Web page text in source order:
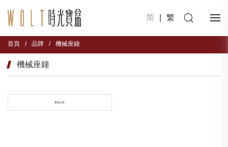
简 繁
首頁 / 品牌 / 機械座鐘
機械座鐘
暫無文章